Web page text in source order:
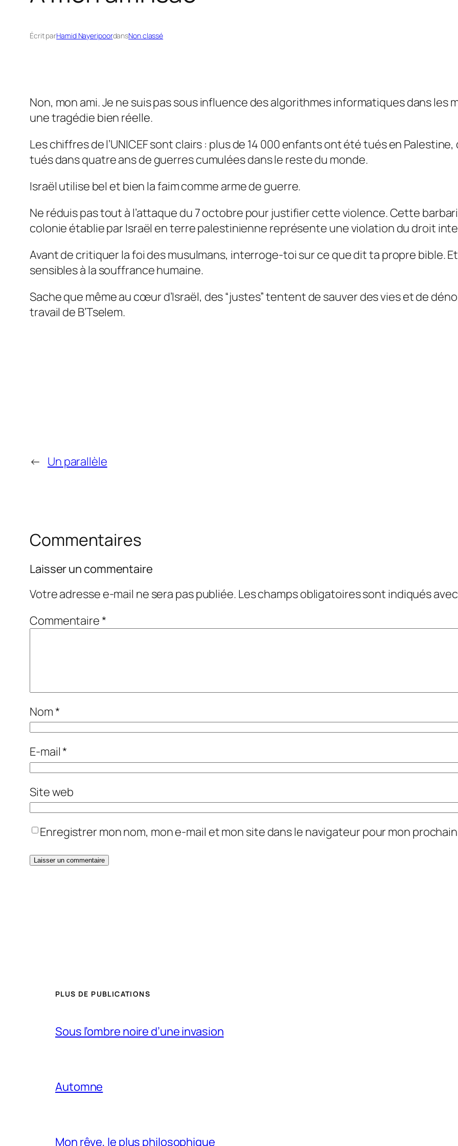
Écrit parHamid NayeripoordansNon classé
Non, mon ami. Je ne suis pas sous influence des algorithmes informatiques dans les
une tragédie bien réelle.
Les chiffres de l’UNICEF sont clairs : plus de 14 000 enfants ont été tués en
tués dans quatre ans de guerres cumulées dans le reste du monde.
Israël utilise bel et bien la faim comme arme de guerre.
Ne réduis pas tout à l’attaque du 7 octobre pour justifier cette violence. Cette
colonie établie par Israël en terre palestinienne représente une violation du droit
Avant de critiquer la foi des musulmans, interroge-toi sur ce que dit ta propre bible.
sensibles à la souffrance humaine.
Sache que même au cœur d’Israël, des “justes” tentent de sauver des vies et de
travail de B’Tselem.
← Un parallèle
Commentaires
Laisser un commentaire
Votre adresse e-mail ne sera pas publiée. Les champs obligatoires sont indiqués avec
Commentaire*
Nom*
E-mail*
Site web
Enregistrer mon nom, mon e-mail et mon site dans le navigateur pour mon
PLUS DE PUBLICATIONS
Sous l’ombre noire d’une invasion
Automne
Mon rêve, le plus philosophique